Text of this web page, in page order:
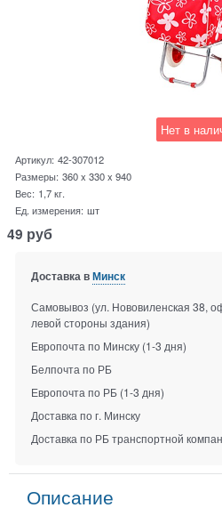
Нет в
Артикул: 42-307012
Размеры: 360 x 330 x 940
Вес: 1,7кг.
Ед. измерения: шт
49 руб
Доставка вМинск
Самовывоз (ул. Нововиленская 38,
левой стороны здания)
Европочта по Минску (1-3 дня)
Белпочта по РБ
Европочта по РБ (1-3 дня)
Доставка по г. Минску
Доставка по РБ транспортной
Описание